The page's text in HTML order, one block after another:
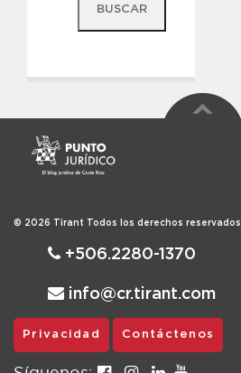
© 2026 Tirant Todos los derechos reservados
+506.2280-1370
info@cr.tirant.com
Privacidad Contáctenos